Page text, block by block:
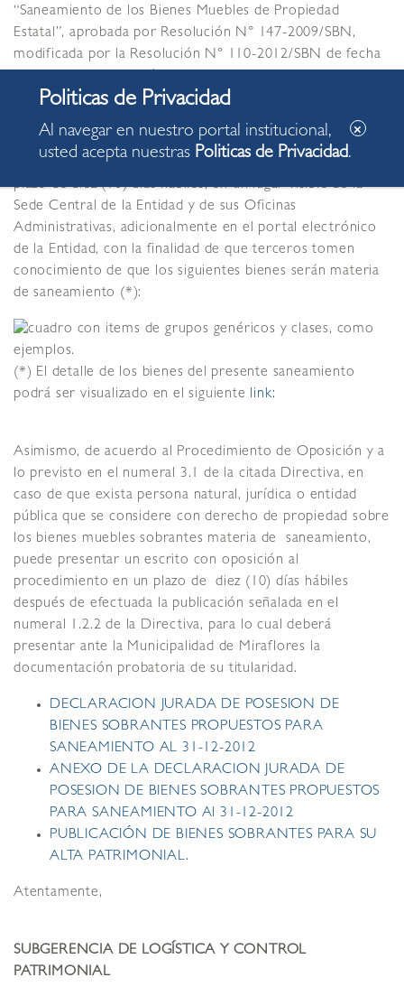
“Saneamiento de los Bienes Muebles de Propiedad
Estatal”, aprobada por Resolución N° 147-2009/SBN,
modificada por la Resolución N° 110-2012/SBN de fecha
la vigencia de la Directiva precitada, la Gerencia de
Administración y Finanzas de la Municipalidad de
Miraflores, dispone la publicación de la relación detallada
de los bienes muebles objeto de saneamiento, durante un
plazo de diez (10) días hábiles, en un lugar visible de la
Sede Central de la Entidad y de sus Oficinas
Administrativas, adicionalmente en el portal electrónico
de la Entidad, con la finalidad de que terceros tomen
conocimiento de que los siguientes bienes serán materia
de saneamiento (*):
(*) El detalle de los bienes del presente saneamiento
podrá ser visualizado en el siguiente link:
Asimismo, de acuerdo al Procedimiento de Oposición y a
lo previsto en el numeral 3.1 de la citada Directiva, en
caso de que exista persona natural, jurídica o entidad
pública que se considere con derecho de propiedad sobre
los bienes muebles sobrantes materia de saneamiento,
puede presentar un escrito con oposición al
procedimiento en un plazo de diez (10) días hábiles
después de efectuada la publicación señalada en el
numeral 1.2.2 de la Directiva, para lo cual deberá
presentar ante la Municipalidad de Miraflores la
documentación probatoria de su titularidad.
DECLARACION JURADA DE POSESION DE
BIENES SOBRANTES PROPUESTOS PARA
SANEAMIENTO AL 31-12-2012
ANEXO DE LA DECLARACION JURADA DE
POSESION DE BIENES SOBRANTES PROPUESTOS
PARA SANEAMIENTO Al 31-12-2012
PUBLICACIÓN DE BIENES SOBRANTES PARA SU
ALTA PATRIMONIAL.
Atentamente,
SUBGERENCIA DE LOGÍSTICA Y CONTROL
PATRIMONIAL
Al navegar en nuestro portal institucional,
usted acepta nuestras Politicas de Privacidad.